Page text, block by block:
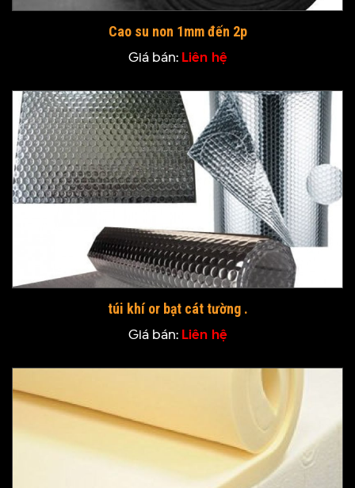
Cao su non 1mm đến 2p
Giá bán: Liên hệ
túi khí or bạt cát tường .
Giá bán: Liên hệ